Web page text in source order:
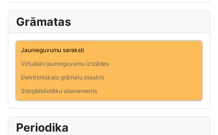
Grāmatas
Jaunieguvumu saraksti
Virtuālās jaunieguvumu izstādes
Elektroniskais grāmatu plaukts
Starpbibliotēku abonements
Periodika